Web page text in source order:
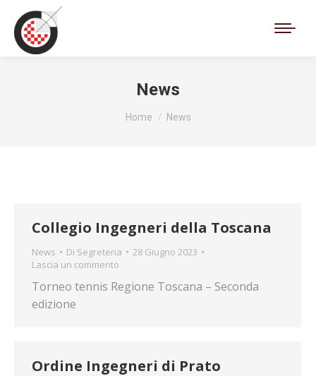
News
Tu sei qui:
Home News
Collegio Ingegneri della Toscana
News Di Segreteria
28 Giugno 2023
Lascia un commento
Torneo tennis Regione Toscana – Seconda
edizione
Ordine Ingegneri di Prato